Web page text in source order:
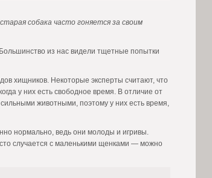
собака часто гоняется за своим
из нас видели тщетные попытки
хищников. Некоторые эксперты считают, что
у них есть свободное время. В отличие от
животными, поэтому у них есть время,
нормально, ведь они молоды и игривы.
случается с маленькими щенками — можно